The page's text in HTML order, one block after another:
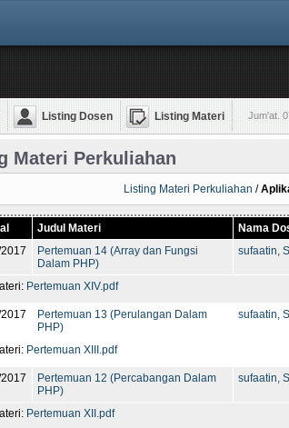
Listing Dosen Listing Materi Jum'at.
Materi Perkuliahan
Listing Materi Perkuliahan /
Judul Materi Nama
Pertemuan 14 (Array dan Fungsi
Dalam PHP)
sufaatin,
Pertemuan XIV.pdf
Pertemuan 13 (Perulangan Dalam
PHP)
sufaatin,
Pertemuan XIII.pdf
Pertemuan 12 (Percabangan Dalam
PHP)
sufaatin,
Pertemuan XII.pdf